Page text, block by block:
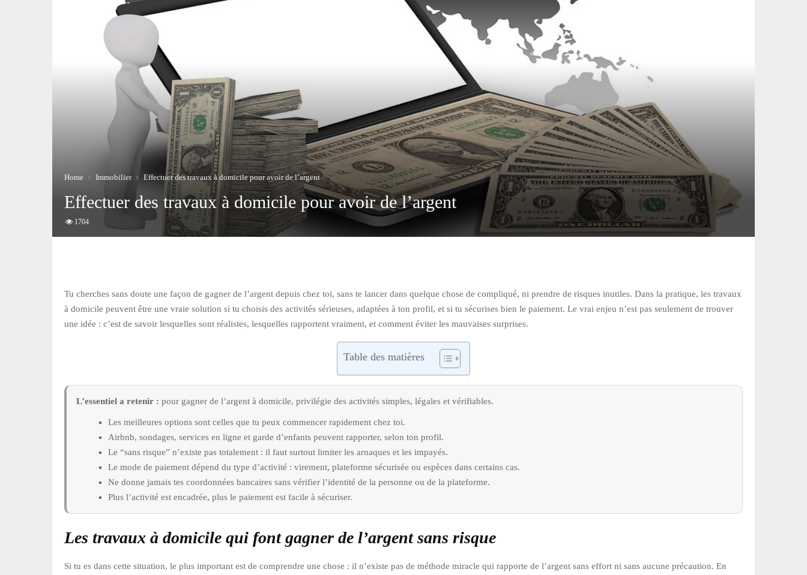
Home Immobilier Effectuer des travaux à domicile pour avoir de l’argent
Effectuer des travaux à domicile pour avoir de l’argent
1704
Tu cherches sans doute une façon de gagner de l’argent depuis chez toi, sans te lancer dans quelque chose de compliqué, ni prendre de risques inutiles. Dans la pratique, les travaux
à domicile peuvent être une vraie solution si tu choisis des activités sérieuses, adaptées à ton profil, et si tu sécurises bien le paiement. Le vrai enjeu n’est pas seulement de trouver
une idée : c’est de savoir lesquelles sont réalistes, lesquelles rapportent vraiment, et comment éviter les mauvaises surprises.
Table des matières
L’essentiel a retenir : pour gagner de l’argent à domicile, privilégie des activités simples, légales et vérifiables.
Les meilleures options sont celles que tu peux commencer rapidement chez toi.
Airbnb, sondages, services en ligne et garde d’enfants peuvent rapporter, selon ton profil.
Le “sans risque” n’existe pas totalement : il faut surtout limiter les arnaques et les impayés.
Le mode de paiement dépend du type d’activité : virement, plateforme sécurisée ou espèces dans certains cas.
Ne donne jamais tes coordonnées bancaires sans vérifier l’identité de la personne ou de la plateforme.
Plus l’activité est encadrée, plus le paiement est facile à sécuriser.
Les travaux à domicile qui font gagner de l’argent sans risque
Si tu es dans cette situation, le plus important est de comprendre une chose : il n’existe pas de méthode miracle qui rapporte de l’argent sans effort ni sans aucune précaution. En